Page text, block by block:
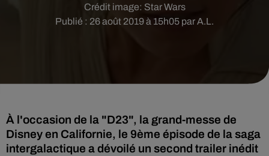
Publié : 26 août 2019 à 15h05 par A.L.
Crédit image: Star Wars
À l'occasion de la "D23", la grand-messe de
Disney en Californie, le 9ème épisode de la saga
intergalactique a dévoilé un second trailer inédit